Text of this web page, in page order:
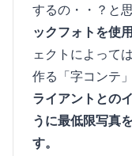
するの・・？と
ックフォトを使
ェクトによって
作る「字コンテ
ライアントとの
うに最低限写真
す。